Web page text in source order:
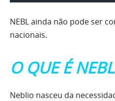
NEBL ainda não pode ser
nacionais.
O QUE É
Neblio nasceu da